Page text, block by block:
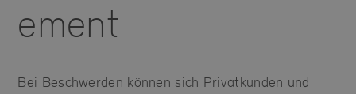
ement
Bei Beschwerden können sich Privatkunden und
Diese Cookies liefern uns anonyme Nutzungsstatistiken zur
Optimierung unserer Website.